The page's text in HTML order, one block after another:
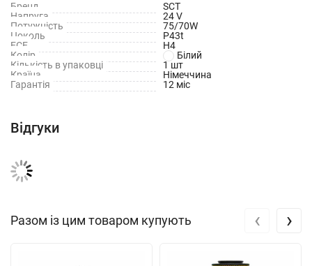
Бренд
SCT
Напруга
24 V
Потужність
75/70W
Цоколь
P43t
ECE
H4
Колір
Білий
Кількість в упаковці
1 шт
Країна
Німеччина
Гарантія
12 міс
Відгуки
Разом із цим товаром купують ‹ ›